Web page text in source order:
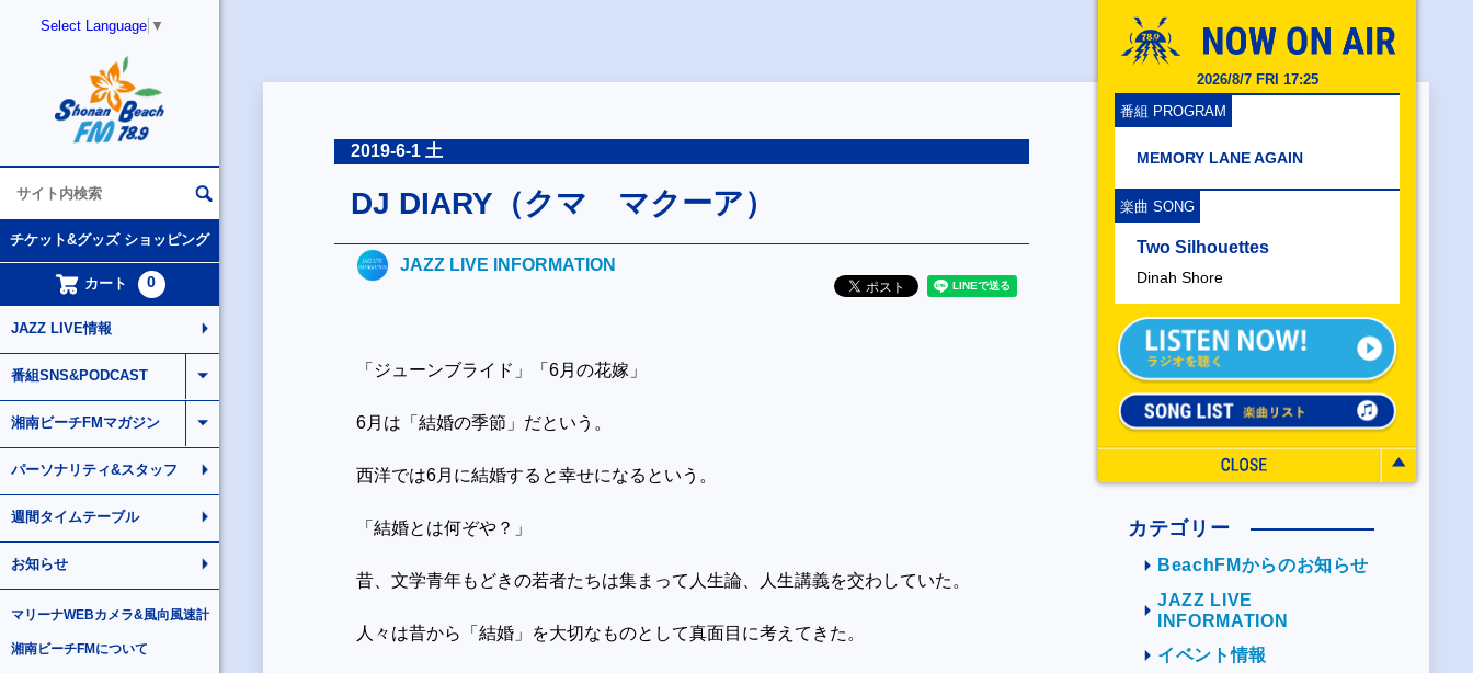
Select Language ▼
2026/8/7 FRI 17:25
番組 PROGRAM
MEMORY LANE AGAIN
楽曲 SONG
Two Silhouettes
Dinah Shore
チケット&グッズ ショッピング
カート 0
JAZZ LIVE情報
番組SNS&PODCAST
湘南ビーチFMマガジン
パーソナリティ&スタッフ
週間タイムテーブル
お知らせ
マリーナWEBカメラ&風向風速計
湘南ビーチFMについて
2019-6-1 土
DJ DIARY（クマ マクーア）
JAZZ LIVE INFORMATION
「ジューンブライド」「6月の花嫁」
6月は「結婚の季節」だという。
西洋では6月に結婚すると幸せになるという。
「結婚とは何ぞや？」
昔、文学青年もどきの若者たちは集まって人生論、人生講義を交わしていた。
人々は昔から「結婚」を大切なものとして真面目に考えてきた。
カテゴリー
BeachFMからのお知らせ
JAZZ LIVE
INFORMATION
イベント情報